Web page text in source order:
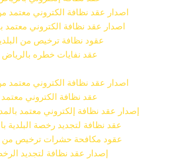
اصدار عقد نظافة الكتروني معتمد
اصدار عقد نظافة الكتروني معتمد
عقود نظافة ترخيص من
عقد نفايات خطره بالرياض
اصدار عقد نظافة الكتروني معتمد
عقد نظافة الكتروني معتمد
إصدار عقد نظافة إلكتروني معتمد
عقد نظافة لتجديد رخصة البلدية
عقود مكافحة حشرات ترخيص من
إصدار عقد نظافة لتجديد